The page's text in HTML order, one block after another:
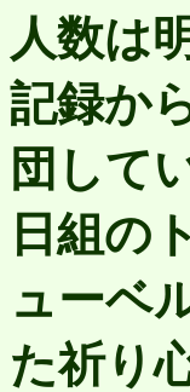
人数は
記録か
団して
日組の
ューベ
た祈り